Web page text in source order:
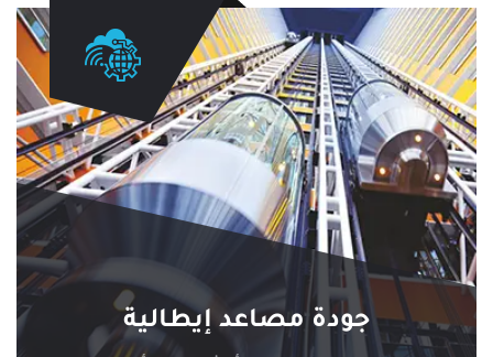
جودة مصاعد إيطالية